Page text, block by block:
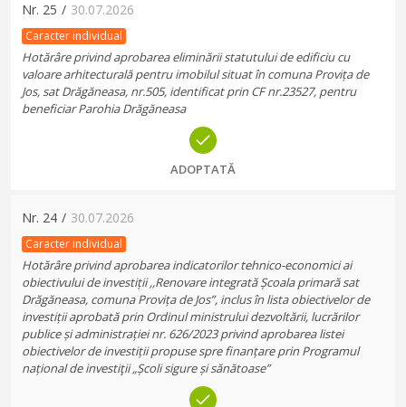
Nr. 25 / 30.07.2026
Caracter individual
Hotărâre privind aprobarea eliminării statutului de edificiu cu
valoare arhitecturală pentru imobilul situat în comuna Provița de
Jos, sat Drăgăneasa, nr.505, identificat prin CF nr.23527, pentru
beneficiar Parohia Drăgăneasa
ADOPTATĂ
Nr. 24 / 30.07.2026
Caracter individual
Hotărâre privind aprobarea indicatorilor tehnico-economici ai
obiectivului de investiții ,,Renovare integrată Școala primară sat
Drăgăneasa, comuna Provița de Jos”, inclus în lista obiectivelor de
investiții aprobată prin Ordinul ministrului dezvoltării, lucrărilor
publice și administrației nr. 626/2023 privind aprobarea listei
obiectivelor de investiții propuse spre finanțare prin Programul
național de investiţii „Școli sigure și sănătoase”